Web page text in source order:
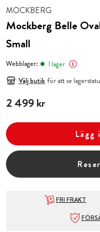
MOCKBERG
Mockberg Belle
Small
Webblager:
I lager
Välj butik för att se
Pris: 2 499 kr
2 499 kr
Lägg
FRI FRAKT